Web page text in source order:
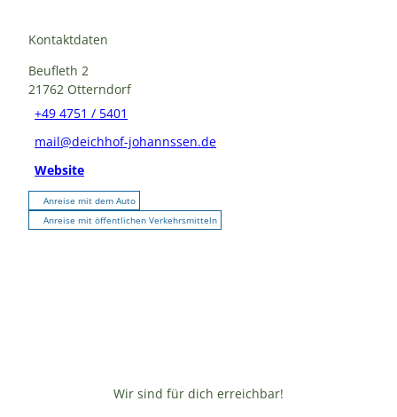
Kontaktdaten
Beufleth 2
21762 Otterndorf
+49 4751 / 5401
mail@deichhof-johannssen.de
Website
Anreise mit dem Auto
Anreise mit öffentlichen Verkehrsmitteln
Wir sind für dich erreichbar!